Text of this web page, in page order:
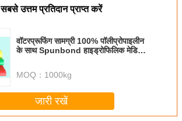
सबसे उत्तम प्रतिदान प्राप्त करें
वॉटरप्रूफिंग सामग्री 100% पॉलीप्रोपाइलीन
के साथ Spunbond हाइड्रोफिलिक मेडिकल
MOQ： 1000kg
जारी रखें